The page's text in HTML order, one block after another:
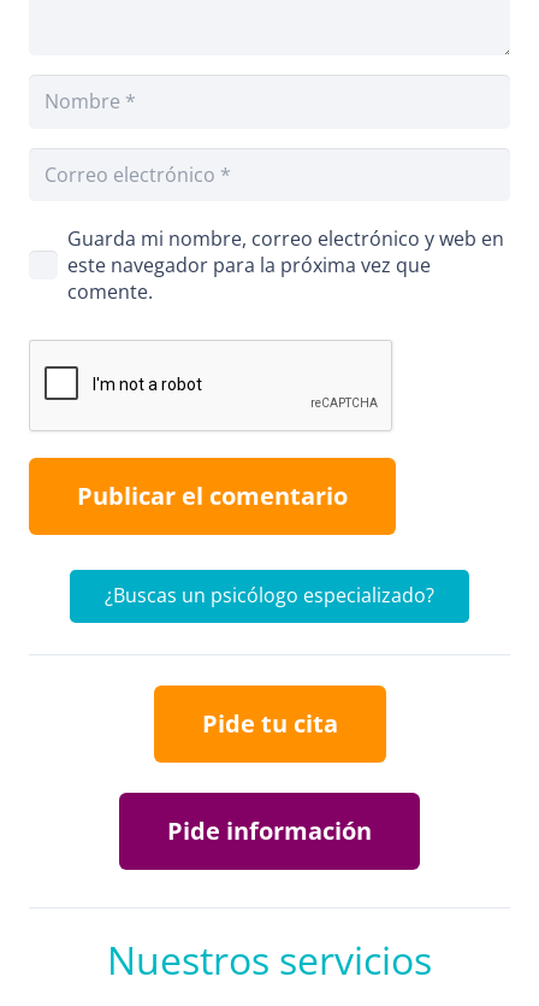
Guarda mi nombre, correo electrónico y web en
este navegador para la próxima vez que
comente.
Publicar el comentario
¿Buscas un psicólogo especializado?
Pide tu cita
Pide información
Nuestros servicios